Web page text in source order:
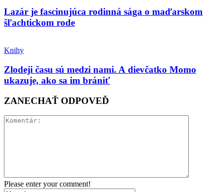
Lazár je fascinujúca rodinná sága o maďarskom
šľachtickom rode
Knihy
Zlodeji času sú medzi nami. A dievčatko Momo
ukazuje, ako sa im brániť
ZANECHAŤ ODPOVEĎ
Please enter your comment!